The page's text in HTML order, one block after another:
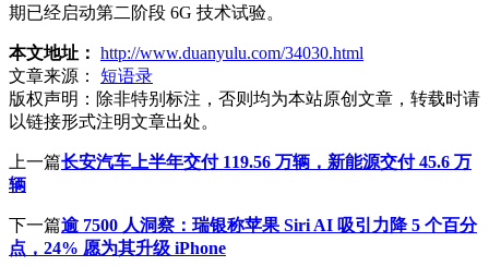
期已经启动第二阶段 6G 技术试验。
本文地址： http://www.duanyulu.com/34030.html
文章来源：
短语录
版权声明： 除非特别标注，否则均为本站原创文章，转载时请
以链接形式注明文章出处。
上一篇长安汽车上半年交付 119.56 万辆，新能源交付 45.6 万
辆
下一篇逾 7500 人洞察：瑞银称苹果 Siri AI 吸引力降 5 个百分
点，24% 愿为其升级 iPhone